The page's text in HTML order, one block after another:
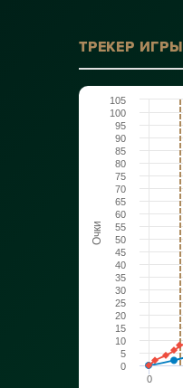
ТРЕКЕР ИГРЫ
Очки
0
0
5
10
15
20
25
30
35
40
45
50
55
60
65
70
75
80
85
90
95
100
105